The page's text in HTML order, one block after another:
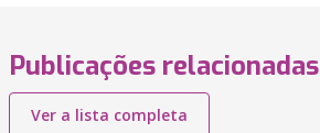
Publicações relacionadas
Ver a lista completa